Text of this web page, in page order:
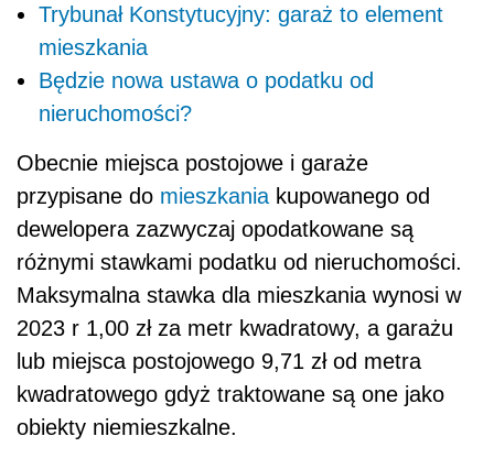
Trybunał Konstytucyjny: garaż to element
mieszkania
Będzie nowa ustawa o podatku od
nieruchomości?
Obecnie miejsca postojowe i garaże
przypisane do mieszkania kupowanego od
dewelopera zazwyczaj opodatkowane są
różnymi stawkami podatku od nieruchomości.
Maksymalna stawka dla mieszkania wynosi w
2023 r 1,00 zł za metr kwadratowy, a garażu
lub miejsca postojowego 9,71 zł od metra
kwadratowego gdyż traktowane są one jako
obiekty niemieszkalne.